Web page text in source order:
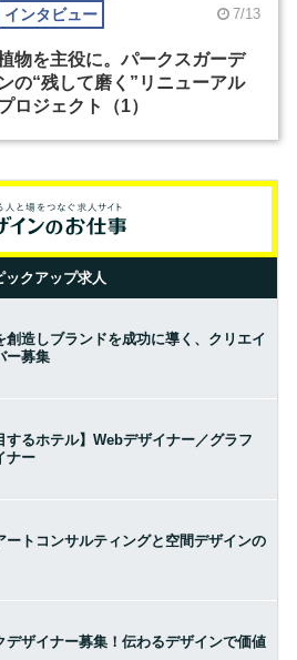
インタビュー 7/13
物を主役に。パークスガーデ
ンの“残して磨く”リニューアル
ロジェクト（1）
ックアップ求人
創造しブランドを成功に導く、クリエイ
ー募集
するホテル】Webデザイナー／グラフ
ナー
ートコンサルティングと空間デザインの
デザイナー募集！伝わるデザインで価値